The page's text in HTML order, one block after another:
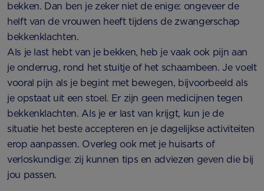
bekken. Dan ben je zeker niet de enige: ongeveer de
helft van de vrouwen heeft tijdens de zwangerschap
bekkenklachten.
Als je last hebt van je bekken, heb je vaak ook pijn aan
je onderrug, rond het stuitje of het schaambeen. Je voelt
vooral pijn als je begint met bewegen, bijvoorbeeld als
je opstaat uit een stoel. Er zijn geen medicijnen tegen
bekkenklachten. Als je er last van krijgt, kun je de
situatie het beste accepteren en je dagelijkse activiteiten
erop aanpassen. Overleg ook met je huisarts of
verloskundige: zij kunnen tips en adviezen geven die bij
jou passen.